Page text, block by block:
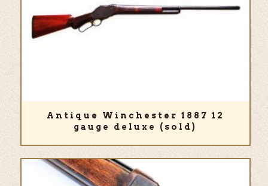
Antique Winchester 1887 12
gauge deluxe (sold)